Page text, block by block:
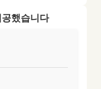
했습니다